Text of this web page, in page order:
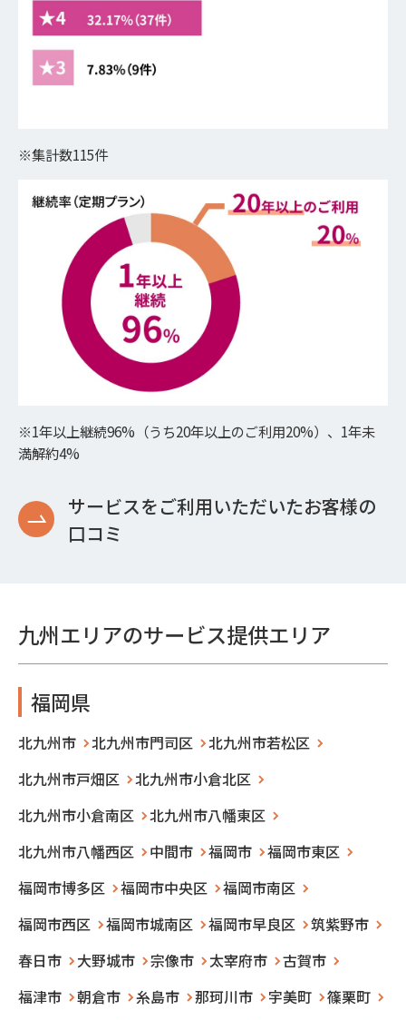
※集計数115件
※1年以上継続96%（うち20年以上のご利用20%）、1年未
満解約4%
サービスをご利用いただいたお客様の
口コミ
九州エリアのサービス提供エリア
福岡県
北九州市 北九州市門司区
北九州市若松区
北九州市戸畑区
北九州市小倉北区
北九州市小倉南区
北九州市八幡東区
北九州市八幡西区
中間市 福岡市
福岡市東区
福岡市博多区
福岡市中央区
福岡市南区
福岡市西区
福岡市城南区 福岡市早良区
筑紫野市
春日市
大野城市 宗像市 太宰府市
古賀市
福津市
朝倉市 糸島市 那珂川市 宇美町
篠栗町